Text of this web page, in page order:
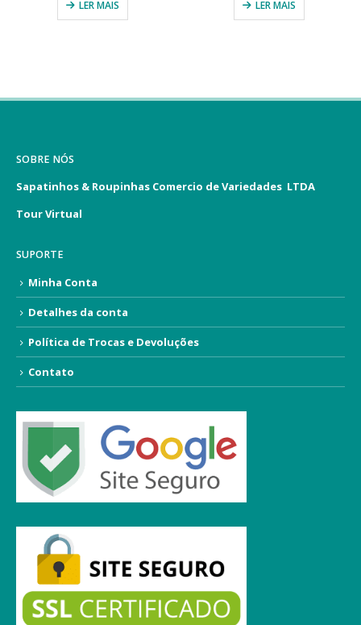
LER MAIS ADICIONAR AO CARRINHO
SOBRE NÓS
Sapatinhos & Roupinhas Comercio de Variedades LTDA
Tour Virtual
SUPORTE
Minha Conta
Detalhes da conta
Política de Trocas e Devoluções
Contato